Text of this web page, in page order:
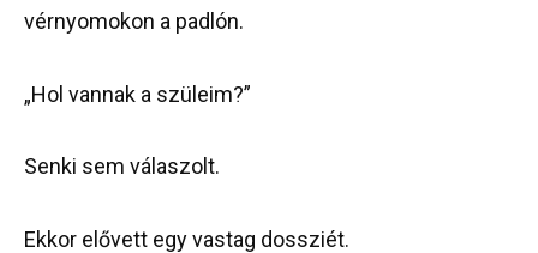
vérnyomokon a padlón.
„Hol vannak a szüleim?”
Senki sem válaszolt.
Ekkor elővett egy vastag dossziét.